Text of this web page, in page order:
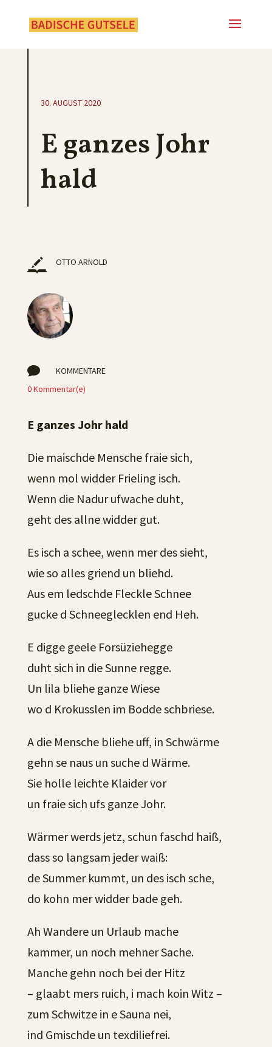
30. AUGUST 2020
E ganzes Johr
hald
OTTO ARNOLD

KOMMENTARE
0 Kommentar(e)
E ganzes Johr hald
Die maischde Mensche fraie sich,
wenn mol widder Frieling isch.
Wenn die Nadur ufwache duht,
geht des allne widder gut.
Es isch a schee, wenn mer des sieht,
wie so alles griend un bliehd.
Aus em ledschde Fleckle Schnee
gucke d Schneeglecklen end Heh.
E digge geele Forsüziehegge
duht sich in die Sunne regge.
Un lila bliehe ganze Wiese
wo d Krokusslen im Bodde schbriese.
A die Mensche bliehe uff, in Schwärme
gehn se naus un suche d Wärme.
Sie holle leichte Klaider vor
un fraie sich ufs ganze Johr.
Wärmer werds jetz, schun faschd haiß,
dass so langsam jeder waiß:
de Summer kummt, un des isch sche,
do kohn mer widder bade geh.
Ah Wandere un Urlaub mache
kammer, un noch mehner Sache.
Manche gehn noch bei der Hitz
– glaabt mers ruich, i mach koin Witz –
zum Schwitze in e Sauna nei,
ind Gmischde un texdiliefrei.